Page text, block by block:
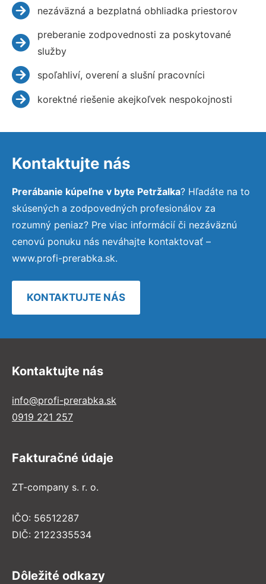
nezáväzná a bezplatná obhliadka priestorov
preberanie zodpovednosti za poskytované
služby
spoľahliví, overení a slušní pracovníci
korektné riešenie akejkoľvek nespokojnosti
Kontaktujte nás
Prerábanie kúpeľne v byte Petržalka? Hľadáte na to
skúsených a zodpovedných profesionálov za
rozumný peniaz? Pre viac informácií či nezáväznú
cenovú ponuku nás neváhajte kontaktovať –
www.profi-prerabka.sk.
KONTAKTUJTE NÁS
Kontaktujte nás
info@profi-prerabka.sk
0919 221 257
Fakturačné údaje
ZT-company s. r. o.
IČO: 56512287
DIČ: 2122335534
Dôležité odkazy